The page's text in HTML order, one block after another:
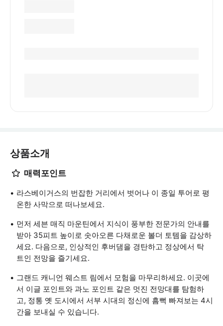
상품소개
매력포인트
라스베이거스의 번잡한 거리에서 벗어나 이 종일 투어로 평
온한 사막으로 떠나보세요.
먼저 세븐 매직 마운틴에서 지식이 풍부한 전문가의 안내를
받아 35피트 높이로 솟아오른 다채로운 볼더 토템을 감상하
세요. 다음으로, 인상적인 후버댐을 경탄하고 정상에서 탁
트인 전망을 즐기세요.
그랜드 캐니언 웨스트 림에서 모험을 마무리하세요. 이곳에
서 이글 포인트와 과노 포인트 같은 멋진 전망대를 탐험하
고, 정통 옛 도시에서 서부 시대의 정신에 흠뻑 빠져보는 4시
간을 보내실 수 있습니다.